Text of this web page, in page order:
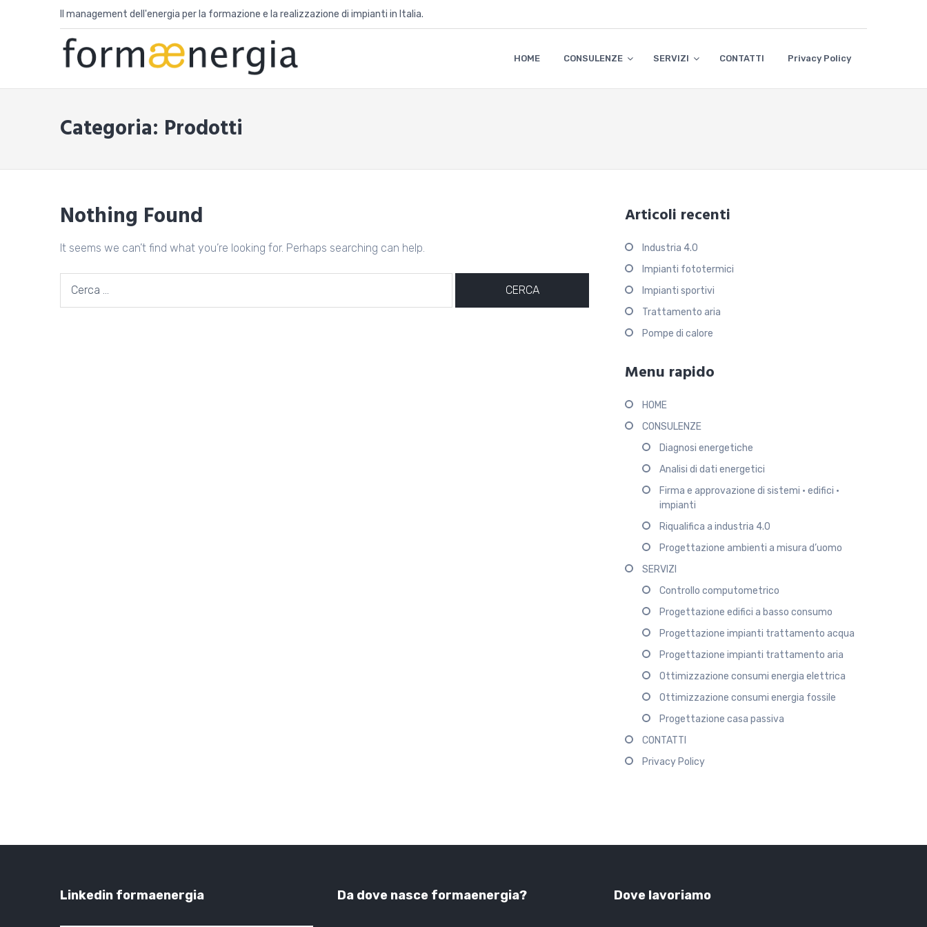
Il management dell'energia per la formazione e la realizzazione di impianti in Italia.
HOME CONSULENZE SERVIZI CONTATTI Privacy Policy
Categoria: Prodotti
Nothing Found
It seems we can’t find what you’re looking for. Perhaps searching can help.
per:
Articoli recenti
Industria 4.0
Impianti fototermici
Impianti sportivi
Trattamento aria
Pompe di calore
Menu rapido
HOME
CONSULENZE
Diagnosi energetiche
Analisi di dati energetici
Firma e approvazione di sistemi • edifici •
impianti
Riqualifica a industria 4.0
Progettazione ambienti a misura d’uomo
SERVIZI
Controllo computometrico
Progettazione edifici a basso consumo
Progettazione impianti trattamento acqua
Progettazione impianti trattamento aria
Ottimizzazione consumi energia elettrica
Ottimizzazione consumi energia fossile
Progettazione casa passiva
CONTATTI
Privacy Policy
Linkedin formaenergia Da dove nasce formaenergia? Dove lavoriamo